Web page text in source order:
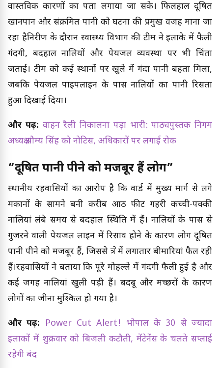
वास्तविक कारणों का पता लगाया जा सके। फिलहाल दूषित
खानपान और संक्रमित पानी को घटना की प्रमुख वजह माना जा
रहा हैनिरीक्षण के दौरान स्वास्थ्य विभाग की टीम ने इलाके में फैली
गंदगी, बदहाल नालियों और पेयजल व्यवस्था पर भी चिंता
जताई। टीम को कई स्थानों पर खुले में गंदा पानी बहता मिला,
जबकि पेयजल पाइपलाइन के पास नालियों का पानी रिसता
हुआ दिखाई दिया।
और पढ़ें: वाहन रैली निकालना पड़ा भारी: पाठ्यपुस्तक निगम
अध्यक्ष सौम्य सिंह को नोटिस, अधिकारों पर लगाई रोक
“दूषित पानी पीने को मजबूर हैं लोग”
स्थानीय रहवासियों का आरोप है कि वार्ड में मुख्य मार्ग से लगे
मकानों के सामने बनी करीब आठ फीट गहरी कच्ची-पक्की
नालियां लंबे समय से बदहाल स्थिति में हैं। नालियों के पास से
गुजरने वाली पेयजल लाइन में रिसाव होने के कारण लोग दूषित
पानी पीने को मजबूर हैं, जिससे क्षेत्र में लगातार बीमारियां फैल रही
हैं।रहवासियों ने बताया कि पूरे मोहल्ले में गंदगी फैली हुई है और
कई जगह नालियां खुली पड़ी हैं। बदबू और मच्छरों के कारण
लोगों का जीना मुश्किल हो गया है।
और पढ़ें:
Power Cut Alert! भोपाल के 30 से ज्यादा
इलाकों में शुक्रवार को बिजली कटौती, मेंटेनेंस के चलते सप्लाई
रहेगी बंद